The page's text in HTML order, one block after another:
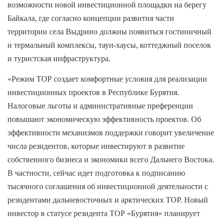
возможности новой инвестиционной площадки на берегу
Байкала, где согласно концепции развития части
территории села Выдрино должны появиться гостиничный
и термальный комплексы, таун-хаусы, коттеджный поселок
и туристская инфраструктура.
«Режим ТОР создает комфортные условия для реализации
инвестиционных проектов в Республике Бурятия.
Налоговые льготы и административные преференции
повышают экономическую эффективность проектов. Об
эффективности механизмов поддержки говорит увеличение
числа резидентов, которые инвестируют в развитие
собственного бизнеса и экономики всего Дальнего Востока.
В частности, сейчас идет подготовка к подписанию
тысячного соглашения об инвестиционной деятельности с
резидентами дальневосточных и арктических ТОР. Новый
инвестор в статусе резидента ТОР «Бурятия» планирует